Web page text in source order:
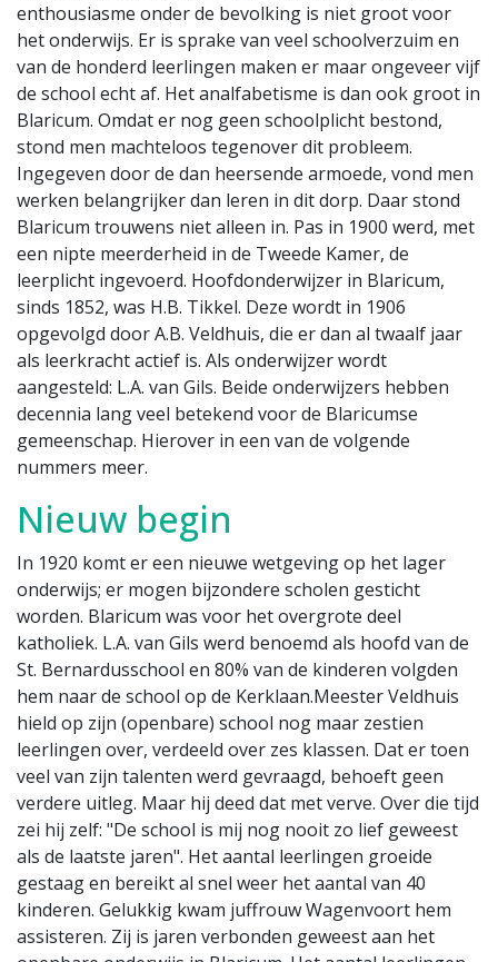
enthousiasme onder de bevolking is niet groot voor
het onderwijs. Er is sprake van veel schoolverzuim en
van de honderd leerlingen maken er maar ongeveer vijf
de school echt af. Het analfabetisme is dan ook groot in
Blaricum. Omdat er nog geen schoolplicht bestond,
stond men machteloos tegenover dit probleem.
Ingegeven door de dan heersende armoede, vond men
werken belangrijker dan leren in dit dorp. Daar stond
Blaricum trouwens niet alleen in. Pas in 1900 werd, met
een nipte meerderheid in de Tweede Kamer, de
leerplicht ingevoerd. Hoofdonderwijzer in Blaricum,
sinds 1852, was H.B. Tikkel. Deze wordt in 1906
opgevolgd door A.B. Veldhuis, die er dan al twaalf jaar
als leerkracht actief is. Als onderwijzer wordt
aangesteld: L.A. van Gils. Beide onderwijzers hebben
decennia lang veel betekend voor de Blaricumse
gemeenschap. Hierover in een van de volgende
nummers meer.
Nieuw begin
In 1920 komt er een nieuwe wetgeving op het lager
onderwijs; er mogen bijzondere scholen gesticht
worden. Blaricum was voor het overgrote deel
katholiek. L.A. van Gils werd benoemd als hoofd van de
St. Bernardusschool en 80% van de kinderen volgden
hem naar de school op de Kerklaan.Meester Veldhuis
hield op zijn (openbare) school nog maar zestien
leerlingen over, verdeeld over zes klassen. Dat er toen
veel van zijn talenten werd gevraagd, behoeft geen
verdere uitleg. Maar hij deed dat met verve. Over die tijd
zei hij zelf: "De school is mij nog nooit zo lief geweest
als de laatste jaren". Het aantal leerlingen groeide
gestaag en bereikt al snel weer het aantal van 40
kinderen. Gelukkig kwam juffrouw Wagenvoort hem
assisteren. Zij is jaren verbonden geweest aan het